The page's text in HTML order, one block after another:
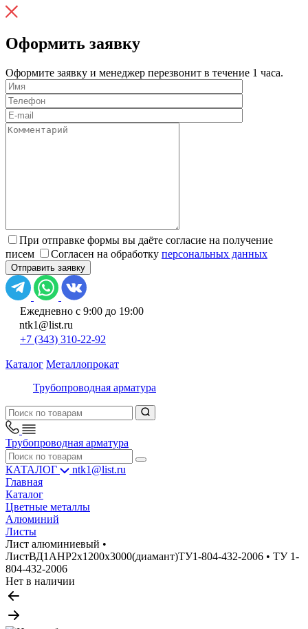
Оформить заявку
Оформите заявку и менеджер перезвонит в течение 1 часа.
При отправке формы вы даёте согласие на получение
писем
Согласен на обработку персональных данных
Ежедневно с 9:00 до 19:00
ntk1@list.ru
+7 (343) 310-22-92
Каталог Металлопрокат
Трубопроводная арматура
Трубопроводная арматура
КАТАЛОГ
ntk1@list.ru
Главная
Каталог
Цветные металлы
Алюминий
Листы
Лист алюминиевый •
ЛистВД1АНР2х1200х3000(диамант)ТУ1-804-432-2006 • ТУ 1-
804-432-2006
Нет в наличии